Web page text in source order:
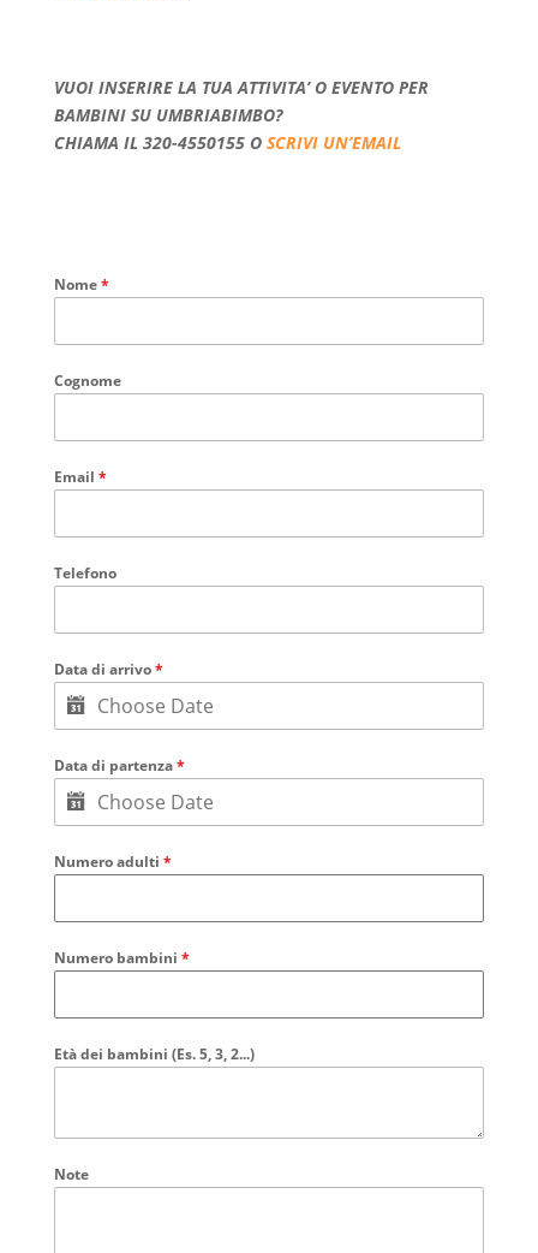
VUOI INSERIRE LA TUA ATTIVITA’ O EVENTO PER
BAMBINI SU UMBRIABIMBO?
CHIAMA IL 320-4550155 O SCRIVI UN’EMAIL
Nome*
Cognome
Email *
Telefono
Data di arrivo*
Data di partenza*
Numero adulti *
Numero bambini *
Età dei bambini (Es. 5, 3, 2...)
Note